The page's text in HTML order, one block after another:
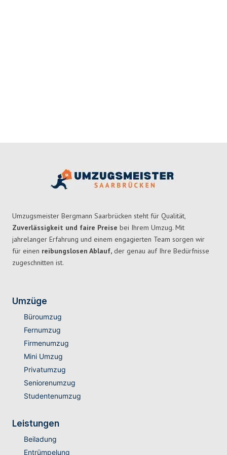
Umzugsmeister Bergmann Saarbrücken steht für Qualität,
Zuverlässigkeit und faire Preise bei Ihrem Umzug. Mit
jahrelanger Erfahrung und einem engagierten Team sorgen wir
für einen reibungslosen Ablauf, der genau auf Ihre Bedürfnisse
zugeschnitten ist.
Umzüge
Büroumzug
Fernumzug
Firmenumzug
Mini Umzug
Privatumzug
Seniorenumzug
Studentenumzug
Leistungen
Beiladung
Entrümpelung